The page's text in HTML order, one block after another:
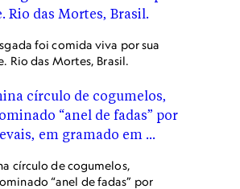
no Arizona, Estados
foi comida viva por sua
Rio das Mortes, Brasil.
círculo de cogumelos,
“anel de fadas” por